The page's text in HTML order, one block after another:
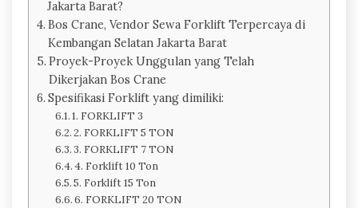
Jakarta Barat?
Bos Crane, Vendor Sewa Forklift Terpercaya di
Kembangan Selatan Jakarta Barat
Proyek-Proyek Unggulan yang Telah
Dikerjakan Bos Crane
Spesifikasi Forklift yang dimiliki:
1. FORKLIFT 3
2. FORKLIFT 5 TON
3. FORKLIFT 7 TON
4. Forklift 10 Ton
5. Forklift 15 Ton
6. FORKLIFT 20 TON